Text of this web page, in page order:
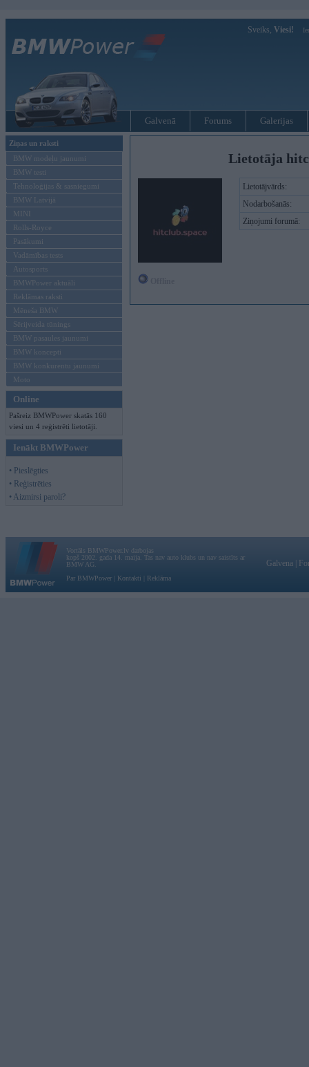
Sveiks, Viesi!
Galvenā Forums Galerijas
Ziņas un raksti
BMW modeļu jaunumi
BMW testi
Tehnoloģijas & sasniegumi
BMW Latvijā
MINI
Rolls-Royce
Pasākumi
Vadāmības tests
Autosports
BMWPower aktuāli
Reklāmas raksti
Mēneša BMW
Sērijveida tūnings
BMW pasaules jaunumi
BMW koncepti
BMW konkurentu jaunumi
Moto
Online
Pašreiz BMWPower skatās 160
viesi un 4 reģistrēti lietotāji.
Ienākt BMWPower
• Pieslēgties
• Reģistrēties
• Aizmirsi paroli?
Lietotāja
Lietotājvārds:
Nodarbošanās:
Ziņojumi forumā:
Vortāls BMWPower.lv darbojas
kopš 2002. gada 14. maija. Tas nav auto klubs un nav saistīts ar
BMW AG.
Par BMWPower
Kontakti Reklāma
Galvena